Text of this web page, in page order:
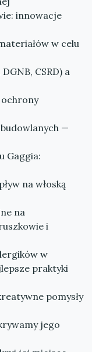
innowacje
w celu
CSRD) a
—
Gaggia:
na włoską
na
i
w
praktyki
pomysły
jego